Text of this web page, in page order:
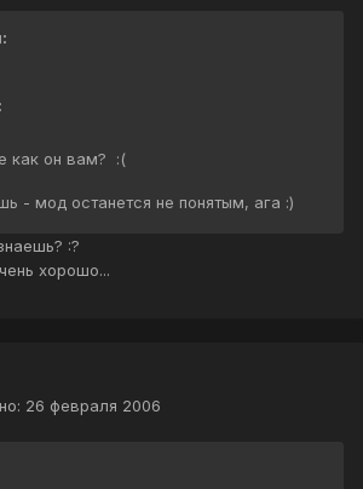
как он вам? :(
- мод останется не понятым, ага :)
:?
хорошо...
26 февраля 2006